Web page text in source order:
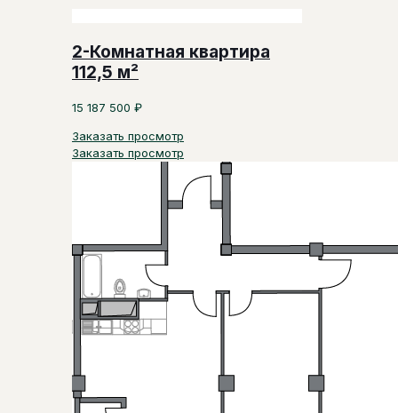
2-Комнатная квартира
112,5 м²
15 187 500 ₽
Заказать просмотр
Заказать просмотр